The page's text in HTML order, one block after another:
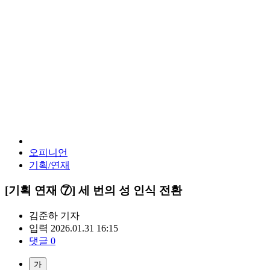
오피니언
기획/연재
[기획 연재 ⑦] 세 번의 성 인식 전환
김준하 기자
입력 2026.01.31 16:15
댓글 0
가